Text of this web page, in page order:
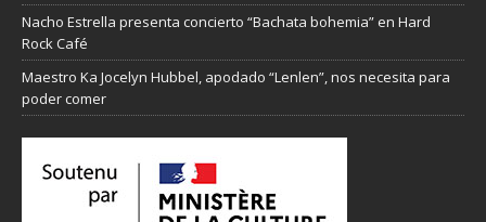
Nacho Estrella presenta concierto “Bachata bohemia” en Hard
Rock Café
Maestro Ka Jocelyn Hubbel, apodado “Lenlen”, nos necesita para
poder comer